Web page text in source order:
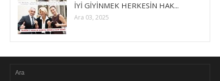
İYİ GİYİNMEK HERKESİN HAK...
Ara 03, 2025